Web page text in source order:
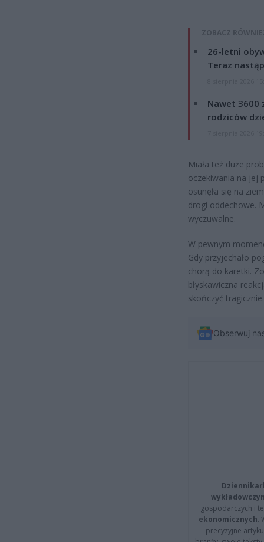
ZOBACZ
26-letni
Teraz
Nawet 3600
rodziców
Miała też duże
oczekiwania na jej
osunęła się na
drogi oddechowe.
wyczuwalne.
W pewnym
Gdy przyjechało
chorą do karetki.
błyskawiczna
skończyć tragicznie.
Obserwuj
gospodarczych i
ekonomicznych.
precyzyjne